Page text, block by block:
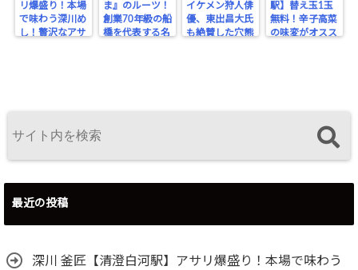
リ爆盛り！本場
で味わう深川め
し！贅沢なアサ
ま』のルーツ！
創業70年級の船
橋を代表する名
イケメン狩人俳
優、東出昌大氏
も絶賛した穴熊
駅】替え玉1玉
無料！辛子高菜
の味変がオスス
最近の投稿
深川 釜匠【清澄白河駅】アサリ爆盛り！本場で味わう